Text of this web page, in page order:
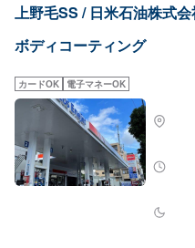
円LL25,000円
上野毛SS / 日米石油株式
ボディコーティング
カードOK 電子マネーOK